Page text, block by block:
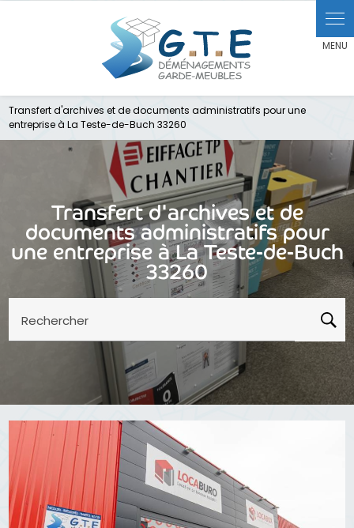
Transfert d'archives et de documents administratifs pour une
entreprise à La Teste-de-Buch 33260
Transfert d'archives et de
documents administratifs pour
une entreprise à La Teste-de-Buch
33260
Rechercher